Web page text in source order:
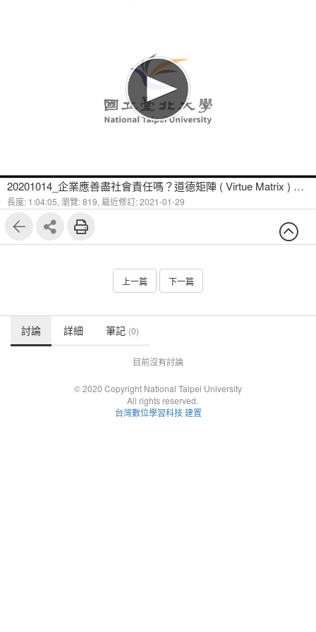
20201014_企業應善盡社會責任嗎？道德矩陣 ( Virtue Matrix ) 的分析 (Ⅳ) - 1
長度: 1:04:05, 瀏覽: 819, 最近修訂: 2021-01-29
上一篇 下一篇
討論 詳細 筆記 (0)
目前沒有討論
© 2020 Copyright National Taipei University
All rights reserved.
台灣數位學習科技 建置